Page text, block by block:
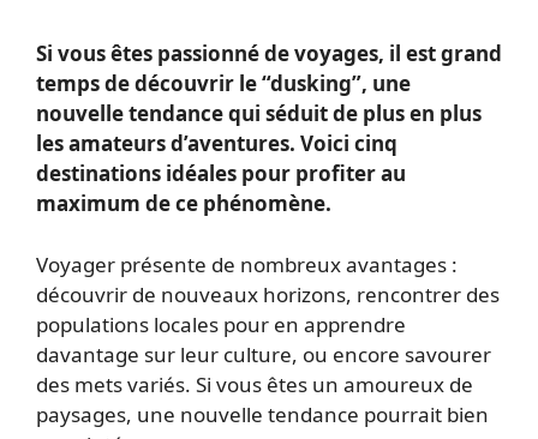
Si vous êtes passionné de voyages, il est grand
temps de découvrir le “dusking”, une
nouvelle tendance qui séduit de plus en plus
les amateurs d’aventures. Voici cinq
destinations idéales pour profiter au
maximum de ce phénomène.
Voyager présente de nombreux avantages :
découvrir de nouveaux horizons, rencontrer des
populations locales pour en apprendre
davantage sur leur culture, ou encore savourer
des mets variés. Si vous êtes un amoureux de
paysages, une nouvelle tendance pourrait bien